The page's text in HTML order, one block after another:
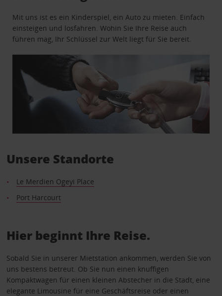
Mit uns ist es ein Kinderspiel, ein Auto zu mieten. Einfach
einsteigen und losfahren. Wohin Sie Ihre Reise auch
führen mag, Ihr Schlüssel zur Welt liegt für Sie bereit.
Unsere Standorte
Le Merdien Ogeyi Place
Port Harcourt
Hier beginnt Ihre Reise.
Sobald Sie in unserer Mietstation ankommen, werden Sie von
uns bestens betreut. Ob Sie nun einen knuffigen
Kompaktwagen für einen kleinen Abstecher in die Stadt, eine
elegante Limousine für eine Geschäftsreise oder einen